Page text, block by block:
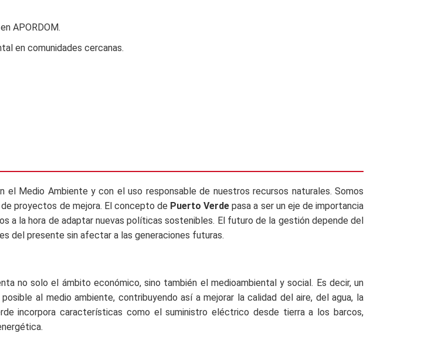
APORDOM.
en comunidades cercanas.
el Medio Ambiente y con el uso responsable de nuestros recursos naturales. Somos
proyectos de mejora. El concepto de Puerto Verde pasa a ser un eje de importancia
a la hora de adaptar nuevas políticas sostenibles. El futuro de la gestión depende del
del presente sin afectar a las generaciones futuras.
no solo el ámbito económico, sino también el medioambiental y social. Es decir, un
al medio ambiente, contribuyendo así a mejorar la calidad del aire, del agua, la
incorpora características como el suministro eléctrico desde tierra a los barcos,